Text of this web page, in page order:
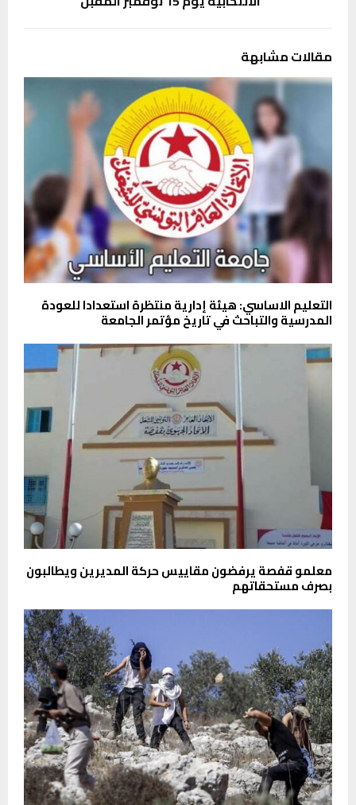
مقالات مشابهة
التعليم الاساسي: هيئة إدارية منتظرة استعدادا للعودة
المدرسية والتباحث في تاريخ مؤتمر الجامعة
معلمو قفصة يرفضون مقاييس حركة المديرين ويطالبون
بصرف مستحقاتهم